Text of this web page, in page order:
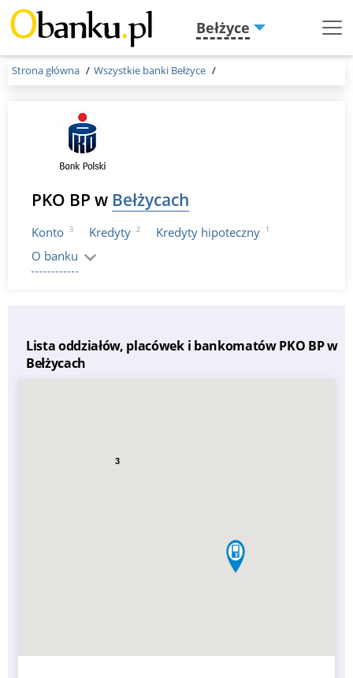
Bełżyce
Menu
Strona główna Wszystkie banki Bełżyce
PKO BP w Bełżycach
Konto 3 Kredyty 2 Kredyty hipoteczny 1
O banku
Lista oddziałów, placówek i bankomatów PKO BP w
Bełżycach
3